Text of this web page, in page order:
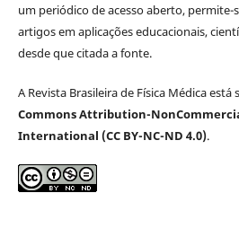
um periódico de acesso aberto,
artigos em aplicações educacionais,
desde que citada a fonte.
A Revista Brasileira de Física Médica está
Commons Attribution-
International (CC BY-NC-ND 4.0).